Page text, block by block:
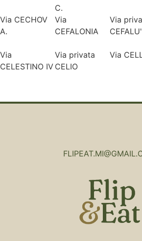
C.
Via CECHOV
A.
Via
CEFALONIA
Via
CEFALU'
Via
CELESTINO IV
Via privata
CELIO
Via